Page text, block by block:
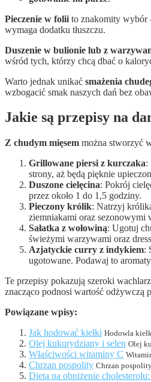
Pieczenie w folii to znakomity wybór
wymaga dodatku tłuszczu.
Duszenie w bulionie lub z
wśród tych, którzy chcą dbać o
Warto jednak unikać smażenia
wzbogacić smak naszych dań bez
Jakie są przepisy na
Z chudym mięsem można stworzyć
Grillowane piersi z kurczaka:
strony, aż będą pięknie
Duszone cielęcina: Pokrój
przez około 1 do 1,5 godziny.
Pieczony królik: Natrzyj
ziemniakami oraz sezonowymi
Sałatka z wołowiną: Ugotuj
świeżymi warzywami oraz
Azjatyckie curry z indykiem:
ugotowane. Podawaj to
Te przepisy pokazują szeroki
znacząco podnosi wartość odżywczą
Powiązane wpisy:
Jak hodować kiełki Hodowla
Olej kukurydziany i selen Olej
Właściwości witaminy C
Chrzan pospolity Chrzan
Dieta na obniżenie